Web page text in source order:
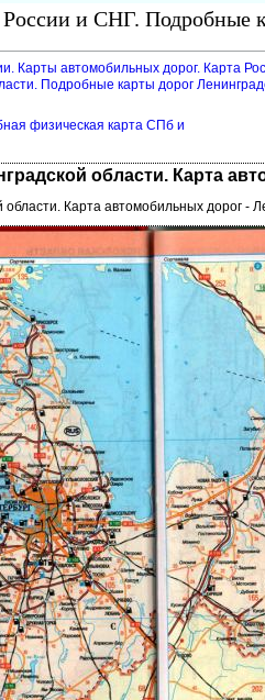
и СНГ. Подробные
Карты автомобильных дорог. Карта
Подробные карты дорог
физическая карта СПб и
области. Карта
области. Карта автомобильных дорог -